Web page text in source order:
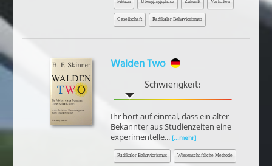
Fiktion Übergangsphase Zukunft Verhalten
Gesellschaft Radikaler Behaviorismus
Walden Two
Schwierigkeit:
Ihr hört auf einmal, dass ein alter
Bekannter aus Studienzeiten eine
experimentelle... [...mehr]
Radikaler Behaviorismus Wissenschaftliche Methode